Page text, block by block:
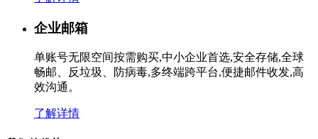
企业邮箱
单账号无限空间按需购买,中小企业首选,安全存储,全球
畅邮、反垃圾、防病毒,多终端跨平台,便捷邮件收发,高
效沟通。
了解详情